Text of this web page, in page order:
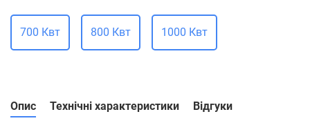
700 Квт 800 Квт 1000 Квт
Опис Технічні характеристики Відгуки